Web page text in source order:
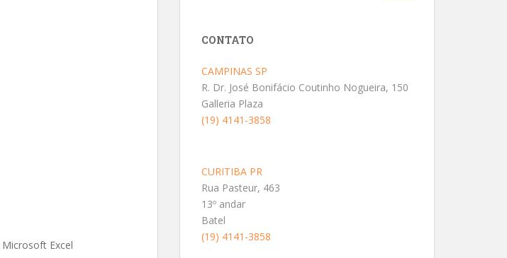
Excel
CONTATO
CAMPINAS SP
R. Dr. José Bonifácio Coutinho Nogueira, 150
Galleria Plaza
(19) 4141-3858
CURITIBA PR
Rua Pasteur, 463
13º andar
Batel
(19) 4141-3858